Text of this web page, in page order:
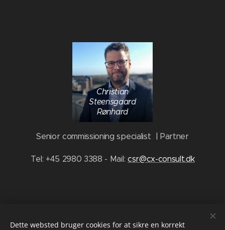
Christian
Steensgaard
Rønhard
Senior commissioning specialist | Partner
Tel: +45 2980 3388 - Mail: csr@cx-consult.dk
Dette websted bruger cookies for at sikre en korrekt